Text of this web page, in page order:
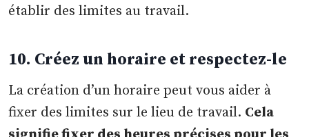
établir des limites au travail.
10. Créez un horaire et respectez-le
La création d’un horaire peut vous aider à
fixer des limites sur le lieu de travail. Cela